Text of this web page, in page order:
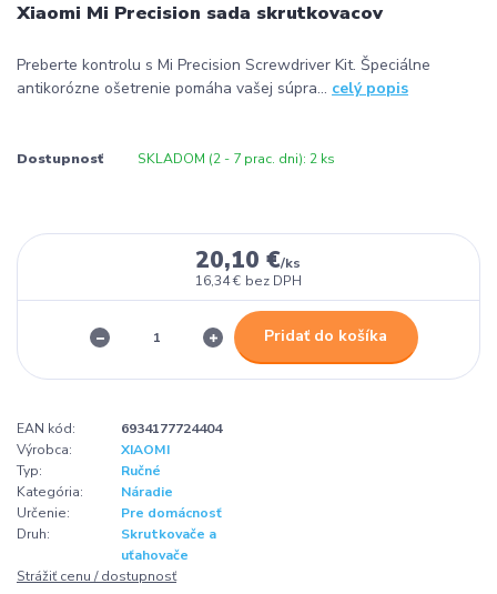
Xiaomi Mi Precision sada skrutkovacov
Preberte kontrolu s Mi Precision Screwdriver Kit. Špeciálne
antikorózne ošetrenie pomáha vašej súpra... celý popis
Dostupnosť SKLADOM (2 - 7 prac. dni): 2 ks
20,10 €/ks
16,34 € bez DPH
Pridať do košíka
EAN kód:
6934177724404
Výrobca:
XIAOMI
Typ:
Ručné
Kategória:
Náradie
Určenie:
Pre domácnosť
Druh:
Skrutkovače a
uťahovače
Strážiť cenu / dostupnosť